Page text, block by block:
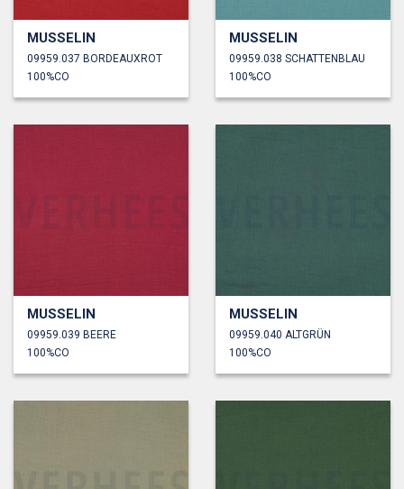
MUSSELIN
09959.037 BORDEAUXROT
100%CO
MUSSELIN
09959.038 SCHATTENBLAU
100%CO
MUSSELIN
09959.039 BEERE
100%CO
MUSSELIN
09959.040 ALTGRÜN
100%CO